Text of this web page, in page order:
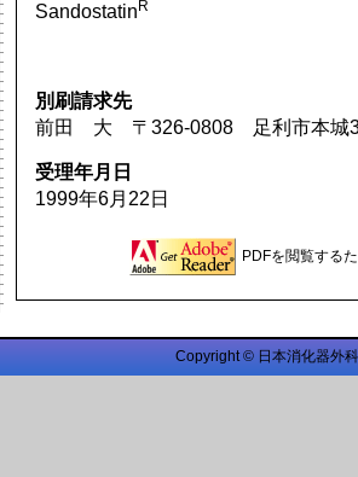
SandostatinR
別刷請求先
前田 大 〒326-0808 足利市本城
受理年月日
1999年6月22日
PDFを閲覧する
Copyright © 日本消化器外